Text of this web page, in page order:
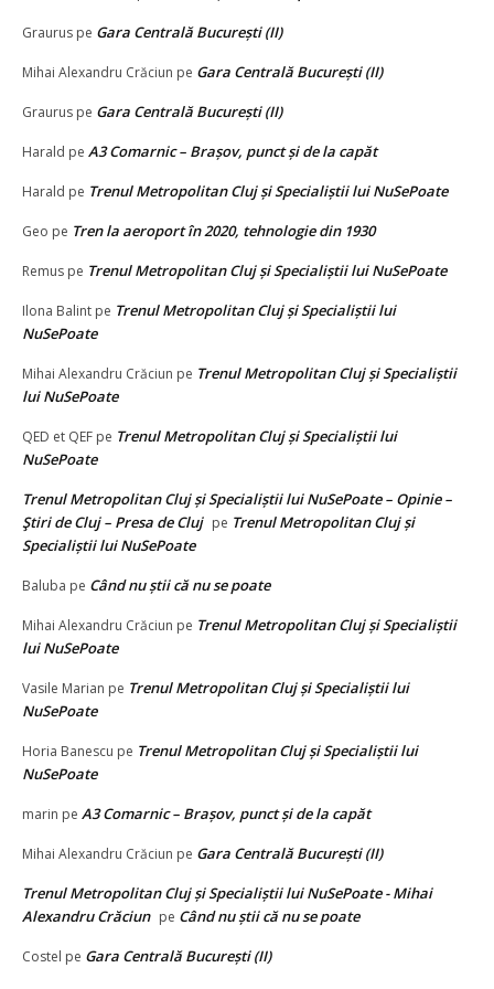
Graurus pe Gara Centrală București (II)
Mihai Alexandru Crăciun pe Gara Centrală București (II)
Graurus pe Gara Centrală București (II)
Harald pe A3 Comarnic – Brașov, punct și de la capăt
Harald pe Trenul Metropolitan Cluj și Specialiștii lui NuSePoate
Geo pe Tren la aeroport în 2020, tehnologie din 1930
Remus pe Trenul Metropolitan Cluj și Specialiștii lui NuSePoate
Ilona Balint pe Trenul Metropolitan Cluj și Specialiștii lui
NuSePoate
Mihai Alexandru Crăciun pe Trenul Metropolitan Cluj și Specialiștii
lui NuSePoate
QED et QEF pe Trenul Metropolitan Cluj și Specialiștii lui
NuSePoate
Trenul Metropolitan Cluj și Specialiștii lui NuSePoate – Opinie –
Ştiri de Cluj – Presa de Cluj pe Trenul Metropolitan Cluj și
Specialiștii lui NuSePoate
Baluba pe Când nu știi că nu se poate
Mihai Alexandru Crăciun pe Trenul Metropolitan Cluj și Specialiștii
lui NuSePoate
Vasile Marian pe Trenul Metropolitan Cluj și Specialiștii lui
NuSePoate
Horia Banescu pe Trenul Metropolitan Cluj și Specialiștii lui
NuSePoate
marin pe A3 Comarnic – Brașov, punct și de la capăt
Mihai Alexandru Crăciun pe Gara Centrală București (II)
Trenul Metropolitan Cluj și Specialiștii lui NuSePoate - Mihai
Alexandru Crăciun pe Când nu știi că nu se poate
Costel pe Gara Centrală București (II)